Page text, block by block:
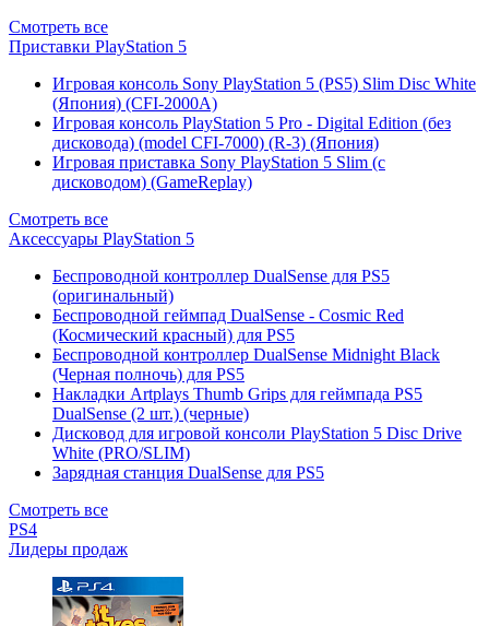
Смотреть все
Приставки PlayStation 5
Игровая консоль Sony PlayStation 5 (PS5) Slim Disc White
(Япония) (CFI-2000A)
Игровая консоль PlayStation 5 Pro - Digital Edition (без
дисковода) (model CFI-7000) (R-3) (Япония)
Игровая приставка Sony PlayStation 5 Slim (с
дисководом) (GameReplay)
Смотреть все
Аксессуары PlayStation 5
Беспроводной контроллер DualSense для PS5
(оригинальный)
Беспроводной геймпад DualSense - Cosmic Red
(Космический красный) для PS5
Беспроводной контроллер DualSense Midnight Black
(Черная полночь) для PS5
Накладки Artplays Thumb Grips для геймпада PS5
DualSense (2 шт.) (черные)
Дисковод для игровой консоли PlayStation 5 Disc Drive
White (PRO/SLIM)
Зарядная станция DualSense для PS5
Смотреть все
PS4
Лидеры продаж